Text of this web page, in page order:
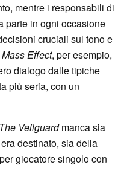
mentre i responsabili di
parte in ogni occasione
cruciali sul tono e
Mass Effect, per esempio,
dialogo dalle tipiche
più seria, con un
Veilguardmanca sia
destinato, sia della
giocatore singolo con